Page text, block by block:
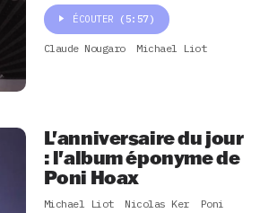
ÉCOUTER (5:57)
Claude Nougaro Michael Liot
L'anniversaire du jour
: l'album éponyme de
Poni Hoax
Michael Liot Nicolas Ker
Poni